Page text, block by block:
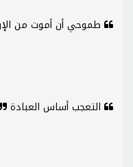
طموحي أن أموت من
التعجب أساس العبادة